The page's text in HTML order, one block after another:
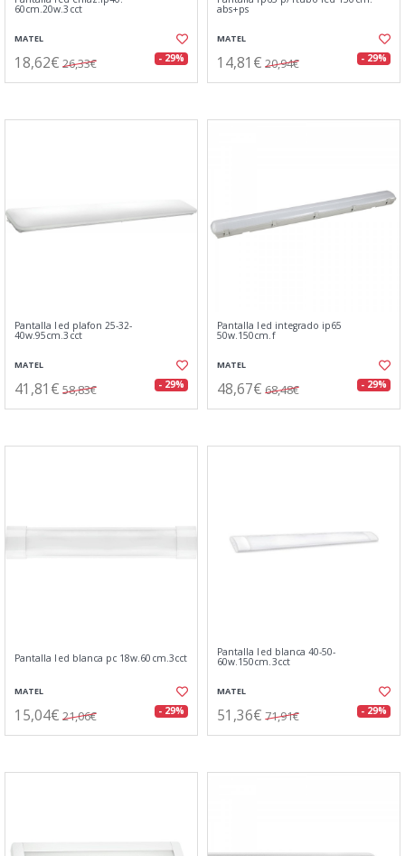
60cm.20w.3cct
MATEL
18,62€ 26,33€ - 29%
abs+ps
MATEL
14,81€ 20,94€ - 29%
Pantalla led plafon 25-32-
40w.95cm.3cct
MATEL
41,81€ 58,83€ - 29%
Pantalla led integrado ip65
50w.150cm.f
MATEL
48,67€ 68,48€ - 29%
Pantalla led blanca pc 18w.60cm.3cct
MATEL
15,04€ 21,06€ - 29%
Pantalla led blanca 40-50-
60w.150cm.3cct
MATEL
51,36€ 71,91€ - 29%